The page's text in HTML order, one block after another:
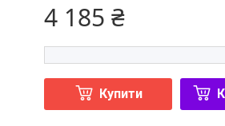
4 185 ₴
Купити